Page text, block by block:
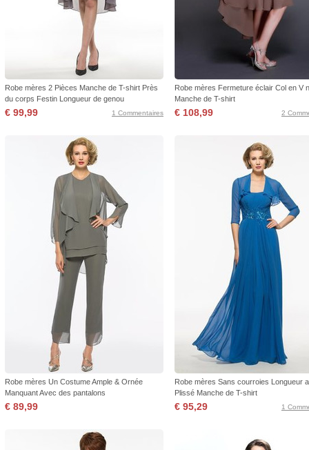
Robe mères 2 Pièces Manche de T-shirt Près
du corps Festin Longueur de genou
€ 99,99 1 Commentaires
Robe mères Fermeture éclair Col en V
Manche de T-shirt
€ 108,99 2
Robe mères Un Costume Ample & Ornée
Manquant Avec des pantalons
€ 89,99
Robe mères Sans courroies Longueur
Plissé Manche de T-shirt
€ 95,29 1